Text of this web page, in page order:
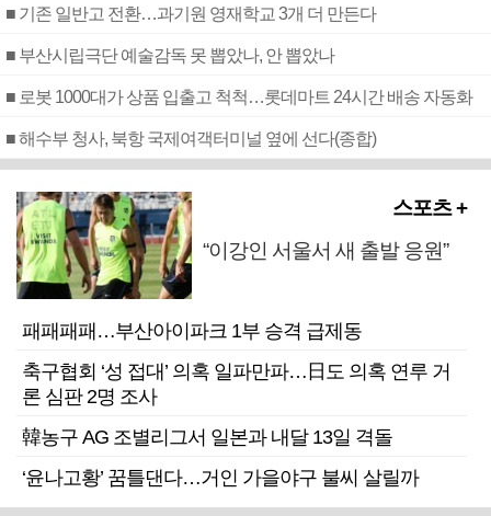
■ 기존 일반고 전환…과기원 영재학교 3개 더 만든다
■ 부산시립극단 예술감독 못 뽑았나, 안 뽑았나
■ 로봇 1000대가 상품 입출고 척척…롯데마트 24시간 배송 자동화
■ 해수부 청사, 북항 국제여객터미널 옆에 선다(종합)
스포츠 +
“이강인 서울서 새 출발 응원”
패패패패…부산아이파크 1부 승격 급제동
축구협회 ‘성 접대’ 의혹 일파만파…日도 의혹 연루 거
론 심판 2명 조사
韓농구 AG 조별리그서 일본과 내달 13일 격돌
‘윤나고황’ 꿈틀댄다…거인 가을야구 불씨 살릴까